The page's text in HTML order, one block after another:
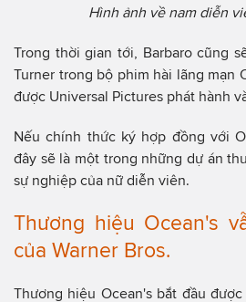
Hình ảnh về nam diễn
Trong thời gian tới, Barbaro cũng
Turner trong bộ phim hài lãng mạn
được Universal Pictures phát hành
Nếu chính thức ký hợp đồng với
đây sẽ là một trong những dự án
sự nghiệp của nữ diễn viên.
Thương hiệu Ocean's
của Warner Bros.
Thương hiệu Ocean's bắt đầu